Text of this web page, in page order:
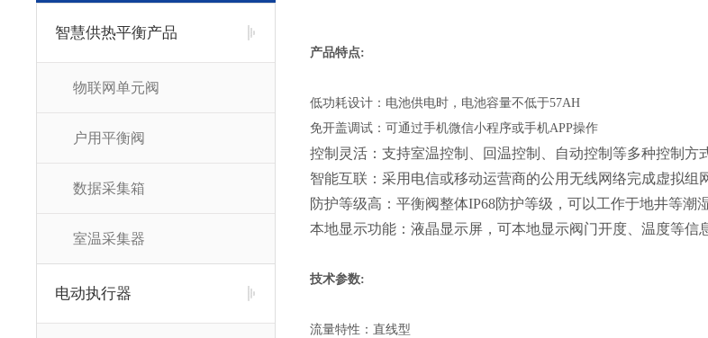
智慧供热平衡产品
物联网单元阀
户用平衡阀
数据采集箱
室温采集器
电动执行器
产品特点:
低功耗设计：电池供电时，电池容量不低于57AH
免开盖调试：可通过手机微信小程序或手机APP操作
控制灵活：支持室温控制、回温控制、自动控制等多种控制方
智能互联：采用电信或移动运营商的公用无线网络完成虚拟组
防护等级高：平衡阀整体IP68防护等级，可以工作于地井等潮
本地显示功能：液晶显示屏，可本地显示阀门开度、温度等信
技术参数:
流量特性：直线型